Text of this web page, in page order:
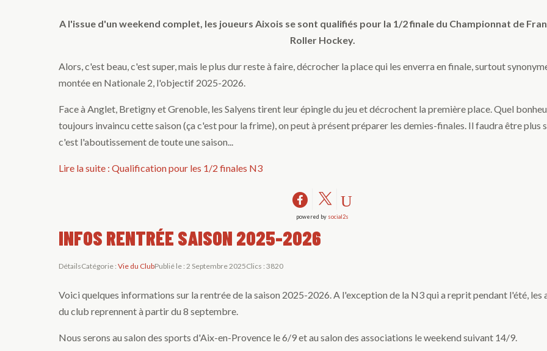
A l'issue d'un weekend complet, les joueurs Aixois se sont qualifiés pour la 1/2 finale du Championnat de
Roller Hockey.
Alors, c'est beau, c'est super, mais le plus dur reste à faire, décrocher la place qui les enverra en finale, surtout
montée en Nationale 2, l'objectif 2025-2026.
Face à Anglet, Bretigny et Grenoble, les Salyens tirent leur épingle du jeu et décrochent la première place. Quel
toujours invaincu cette saison (ça c'est pour la frime), on peut à présent préparer les demies-finales. Il faudra être plus
c'est l'aboutissement de toute une saison...
Lire la suite : Qualification pour les 1/2 finales N3
powered by social2s
INFOS RENTRÉE SAISON 2025-2026
DétailsCatégorie : Vie du ClubPublié le : 2 Septembre 2025Clics : 3820
Voici quelques informations sur la rentrée de la saison 2025-2026. A l'exception de la N3 qui a reprit pendant l'été, les
du club reprennent à partir du 8 septembre.
Nous serons au salon des sports d'Aix-en-Provence le 6/9 et au salon des associations le weekend suivant 14/9.